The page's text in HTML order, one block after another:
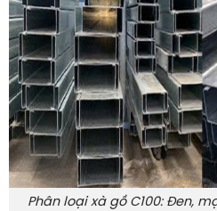
Phân loại xà gồ C100: Đen,